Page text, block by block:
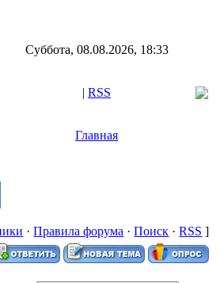
Суббота, 08.08.2026, 18:33
| RSS
Главная
·Правила форума ·Поиск ·RSS ]